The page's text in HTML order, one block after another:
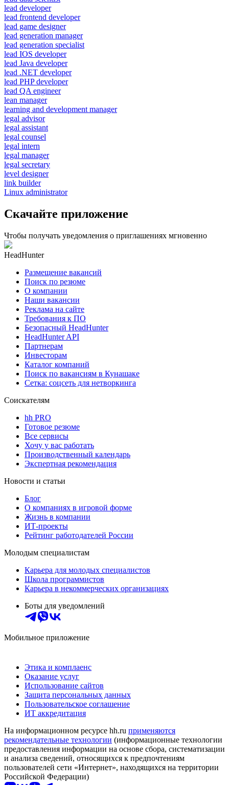
lead developer
lead frontend developer
lead game designer
lead generation manager
lead generation specialist
lead IOS developer
lead Java developer
lead .NET developer
lead PHP developer
lead QA engineer
lean manager
learning and development manager
legal advisor
legal assistant
legal counsel
legal intern
legal manager
legal secretary
level designer
link builder
Linux administrator
Скачайте приложение
Чтобы получать уведомления о приглашениях мгновенно
HeadHunter
Размещение вакансий
Поиск по резюме
О компании
Наши вакансии
Реклама на сайте
Требования к ПО
Безопасный HeadHunter
HeadHunter API
Партнерам
Инвесторам
Каталог компаний
Поиск по вакансиям в Кунашаке
Сетка: соцсеть для нетворкинга
Соискателям
hh PRO
Готовое резюме
Все сервисы
Хочу у вас работать
Производственный календарь
Экспертная рекомендация
Новости и статьи
Блог
О компаниях в игровой форме
Жизнь в компании
ИТ-проекты
Рейтинг работодателей России
Молодым специалистам
Карьера для молодых специалистов
Школа программистов
Карьера в некоммерческих организациях
Боты для уведомлений
Мобильное приложение
Этика и комплаенс
Оказание услуг
Использование сайтов
Защита персональных данных
Пользовательское соглашение
ИТ аккредитация
На информационном ресурсе hh.ru применяются
рекомендательные технологии (информационные технологии
предоставления информации на основе сбора, систематизации
и анализа сведений, относящихся к предпочтениям
пользователей сети «Интернет», находящихся на территории
Российской Федерации)